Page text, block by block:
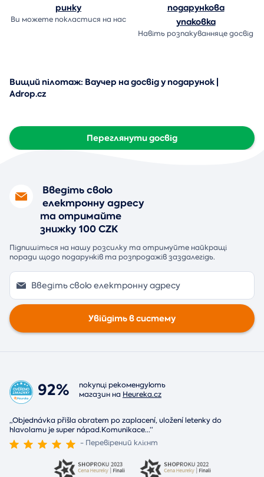
ринку
Ви можете покластися на нас
подарункова
упаковка
Навіть розпакуванняце досвід
Вищий пілотаж: Ваучер на досвід у подарунок |
Adrop.cz
Переглянути досвід
Введіть свою
електронну адресу
та отримайте
знижку 100 CZK
Підпишіться на нашу розсилку та отримуйте найкращі
поради щодо подарунків та розпродажів заздалегідь.
Увійдіть в систему
92%
покупці рекомендують
магазин на Heureka.cz
„Objednávka přišla obratem po zaplacení, uložení letenky do
hlavolamu je super nápad.Komunikace...“
- Перевірений клієнт